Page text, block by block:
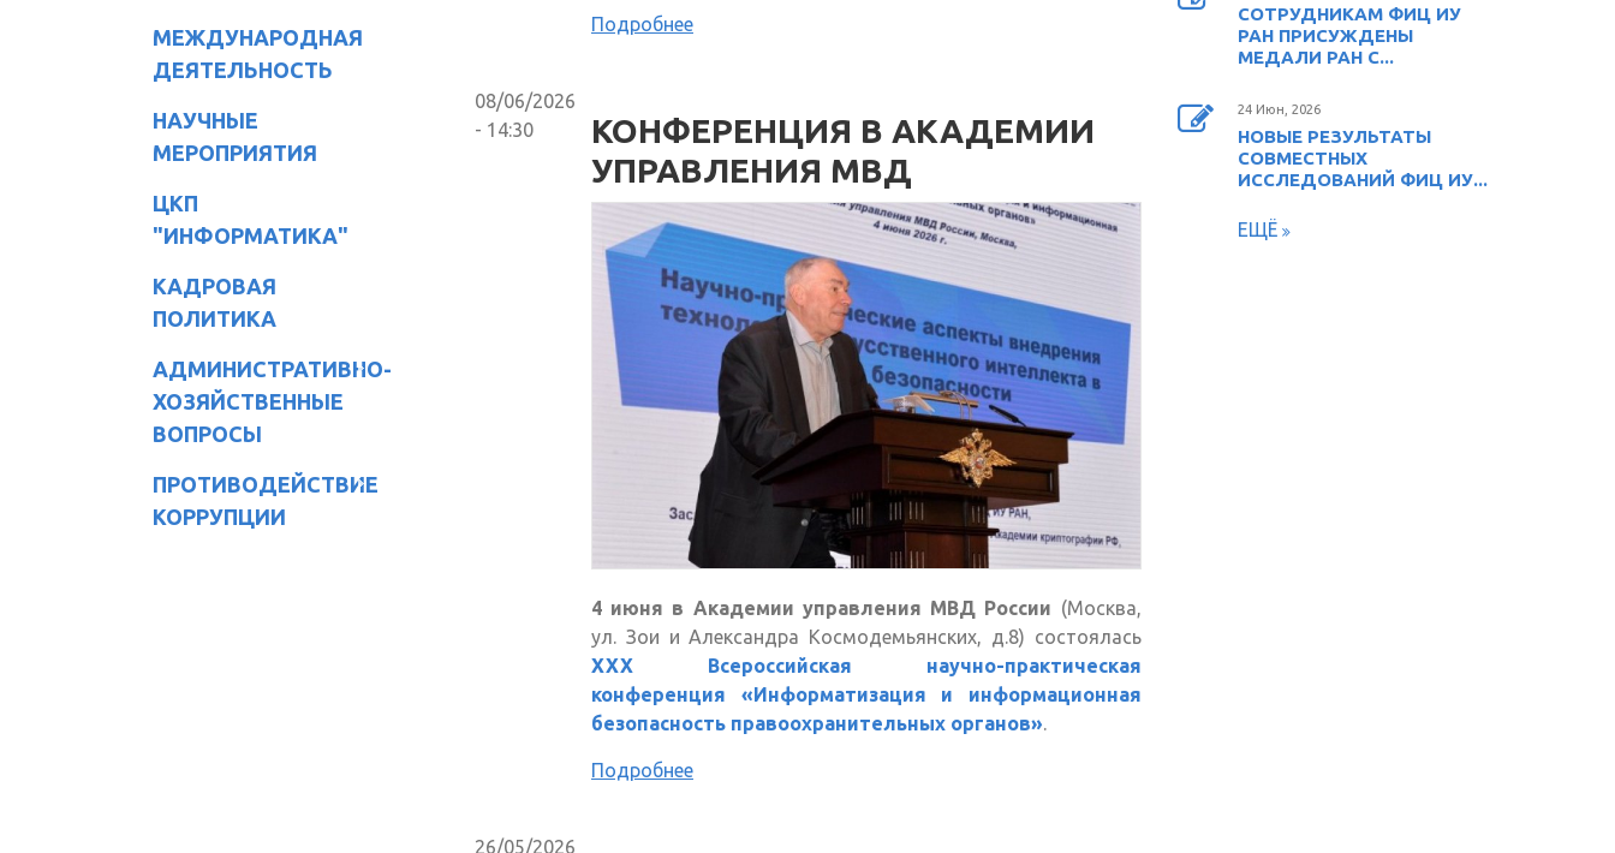
МЕЖДУНАРОДНАЯ
ДЕЯТЕЛЬНОСТЬ
НАУЧНЫЕ
МЕРОПРИЯТИЯ
ЦКП
"ИНФОРМАТИКА"
КАДРОВАЯ
ПОЛИТИКА
АДМИНИСТРАТИВНО-
ХОЗЯЙСТВЕННЫЕ
ВОПРОСЫ
ПРОТИВОДЕЙСТВИЕ
КОРРУПЦИИ
Подробнее
08/06/2026
- 14:30
КОНФЕРЕНЦИЯ В АКАДЕМИИ
УПРАВЛЕНИЯ МВД
4 июня в Академии управления МВД России (Москва,
ул. Зои и Александра Космодемьянских, д.8) состоялась
XXX Всероссийская научно-практическая
конференция «Информатизация и информационная
безопасность правоохранительных органов».
Подробнее
26/05/2026
СОТРУДНИКАМ ФИЦ ИУ
РАН ПРИСУЖДЕНЫ
МЕДАЛИ РАН С...
24 Июн, 2026
НОВЫЕ РЕЗУЛЬТАТЫ
СОВМЕСТНЫХ
ИССЛЕДОВАНИЙ ФИЦ ИУ...
ЕЩЁ